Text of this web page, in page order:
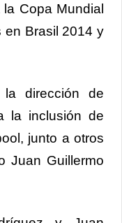
Copa Mundial
en Brasil 2014 y
dirección de
la inclusión de
junto a otros
Juan Guillermo